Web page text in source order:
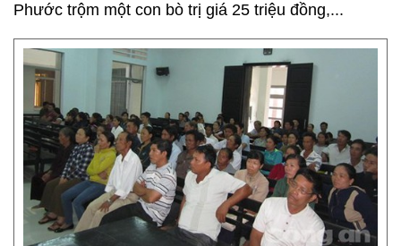
Phước trộm một con bò trị giá 25 triệu đồng,...